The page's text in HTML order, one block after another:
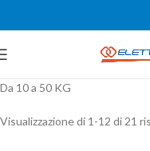
Da 10 a 50 KG
Visualizzazione di 1-12 di 21